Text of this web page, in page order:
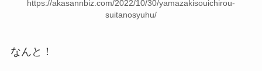
https://akasannbiz.com/2022/10/30/yamazakisouichirou-
suitanosyuhu/
なんと！